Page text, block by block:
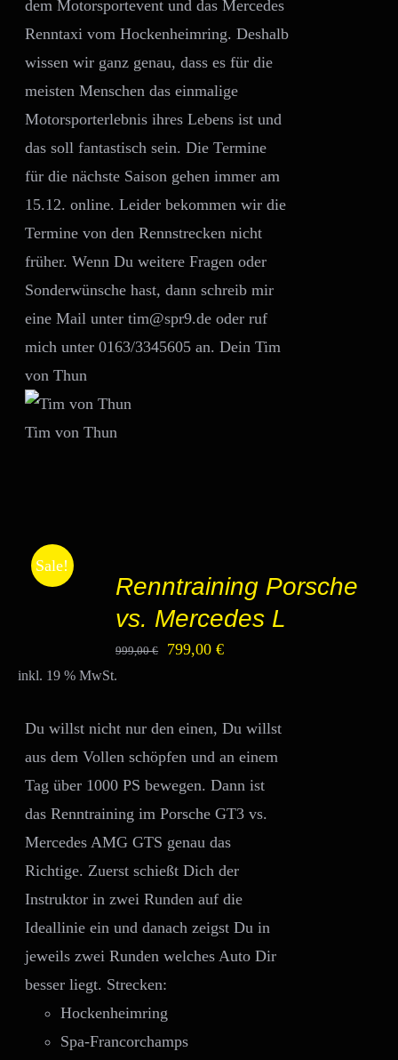
dem Motorsportevent und das Mercedes
Renntaxi vom Hockenheimring. Deshalb
wissen wir ganz genau, dass es für die
meisten Menschen das einmalige
Motorsporterlebnis ihres Lebens ist und
das soll fantastisch sein. Die Termine
für die nächste Saison gehen immer am
15.12. online. Leider bekommen wir die
Termine von den Rennstrecken nicht
früher. Wenn Du weitere Fragen oder
Sonderwünsche hast, dann schreib mir
eine Mail unter tim@spr9.de oder ruf
mich unter 0163/3345605 an. Dein Tim
von Thun
Tim von Thun
Sale!
DEN
WARENKORB
Renntraining Porsche
vs. Mercedes L
999,00€
Ursprünglicher
999,00 €
799,00€Aktueller
799,00 €.
inkl. 19 % MwSt.
Du willst nicht nur den einen, Du willst
aus dem Vollen schöpfen und an einem
Tag über 1000 PS bewegen. Dann ist
das Renntraining im Porsche GT3 vs.
Mercedes AMG GTS genau das
Richtige. Zuerst schießt Dich der
Instruktor in zwei Runden auf die
Ideallinie ein und danach zeigst Du in
jeweils zwei Runden welches Auto Dir
besser liegt. Strecken:
Hockenheimring
Spa-Francorchamps